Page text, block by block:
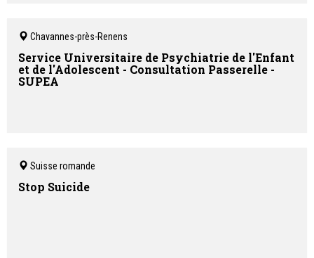
Chavannes-près-Renens
Service Universitaire de Psychiatrie de l'Enfant
et de l'Adolescent - Consultation Passerelle -
SUPEA
Suisse romande
Stop Suicide